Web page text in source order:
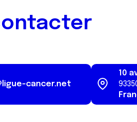
cancer.net
10